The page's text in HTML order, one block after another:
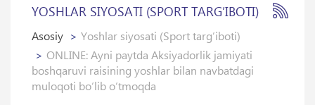
YOSHLAR SIYOSATI (SPORT TARG’IBOTI)
Asosiy
Yoshlar siyosati (Sport targ’iboti)
ONLINE: Ayni paytda Aksiyadorlik jamiyati
boshqaruvi raisining yoshlar bilan navbatdagi
muloqoti bo‘lib o‘tmoqda